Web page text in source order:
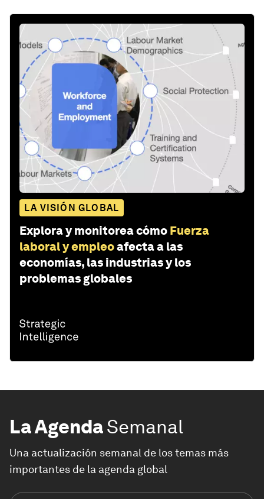
LA VISIÓN GLOBAL
Explora y monitorea cómo Fuerza
laboral y empleoafecta a las
economías, las industrias y los
problemas globales
La AgendaSemanal
Una actualización semanal de los temas más
importantes de la agenda global